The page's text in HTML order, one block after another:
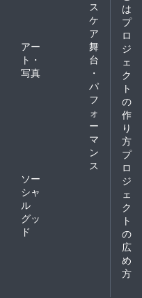
ス
ケ
ア
アー
ト・
写真
舞
台
・
パ
フ
ォ
ー
マ
ン
ス
ソー
シャ
ル
グッ
ド
は
プ
ロ
ジ
ェ
ク
ト
の
作
り
方
プ
ロ
ジ
ェ
ク
ト
の
広
め
方